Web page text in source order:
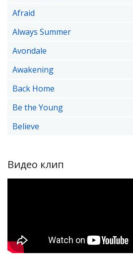
Afraid
Always Summer
Avondale
Awakening
Back Home
Be the Young
Believe
Видео клип